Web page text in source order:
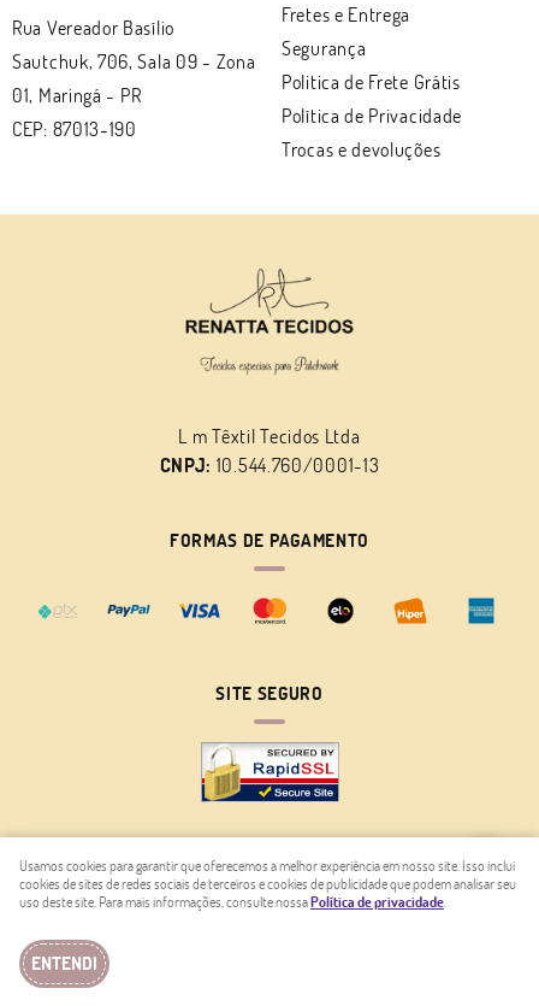
Rua Vereador Basílio
Sautchuk, 706, Sala 09 - Zona
01, Maringá - PR
CEP: 87013-190
Fretes e Entrega
Segurança
Politica de Frete Grátis
Política de Privacidade
Trocas e devoluções
L m Têxtil Tecidos Ltda
CNPJ: 10.544.760/0001-13
FORMAS DE PAGAMENTO
SITE SEGURO
LOJA VIRTUAL CRIADA POR
Usamos cookies para garantir que oferecemos a melhor experiência em nosso site. Isso inclui
cookies de sites de redes sociais de terceiros e cookies de publicidade que podem analisar seu
uso deste site. Para mais informações, consulte nossaPolítica de privacidade.
ENTENDI